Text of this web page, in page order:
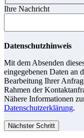
Ihre Nachricht
Datenschutzhinweis
Mit dem Absenden
eingegebenen Daten an
Bearbeitung Ihrer
Rahmen der
Nähere Informationen
Datenschutzerklärung.
Nächster Schritt